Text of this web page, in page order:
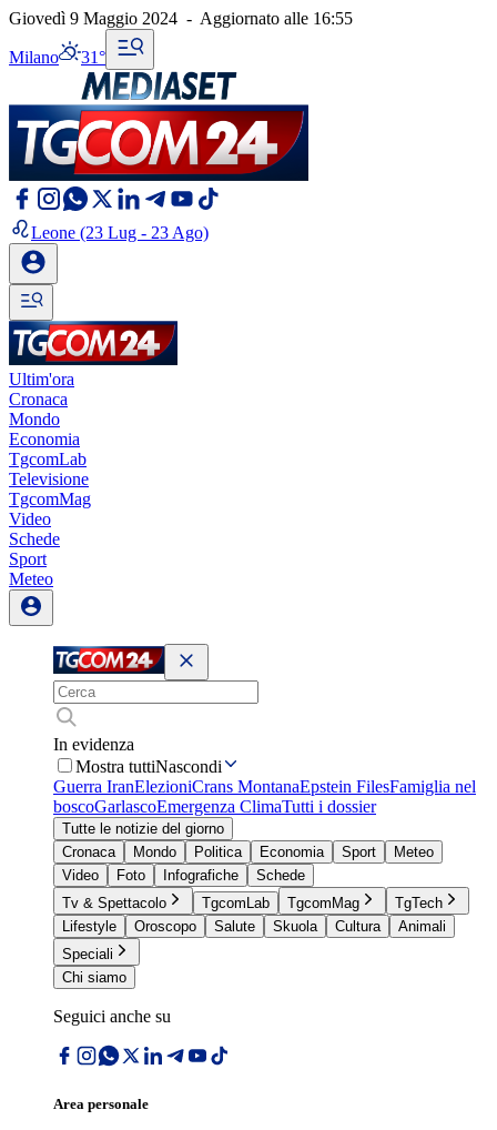
Giovedì 9 Maggio 2024 - Aggiornato alle 16:55
Milano 31°
Leone (23 Lug - 23 Ago)
Ultim'ora
Cronaca
Mondo
Economia
TgcomLab
Televisione
TgcomMag
Video
Schede
Sport
Meteo
In evidenza
Mostra tuttiNascondi
Guerra IranElezioniCrans MontanaEpstein FilesFamiglia nel
boscoGarlascoEmergenza ClimaTutti i dossier
Tutte le notizie del giorno
Cronaca
Mondo Politica Economia Sport
Meteo
Video
Foto Infografiche
Schede
Tv & Spettacolo
TgcomLab TgcomMag
TgTech
Lifestyle
Oroscopo Salute Skuola Cultura
Animali
Speciali
Chi siamo
Seguici anche su
Area personale